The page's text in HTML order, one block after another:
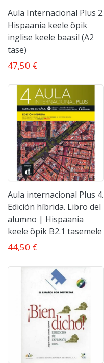
Aula Internacional Plus 2.
Hispaania keele õpik
inglise keele baasil (A2
tase)
47,50 €
Aula internacional Plus 4.
Edición híbrida. Libro del
alumno | Hispaania
keele õpik B2.1 tasemele
44,50 €